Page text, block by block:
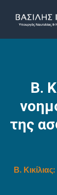
Β.
της